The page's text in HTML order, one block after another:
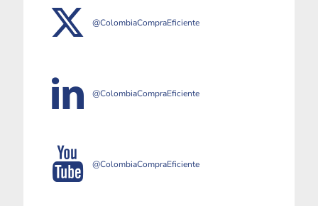
@ColombiaCompraEficiente
@ColombiaCompraEficiente
@ColombiaCompraEficiente